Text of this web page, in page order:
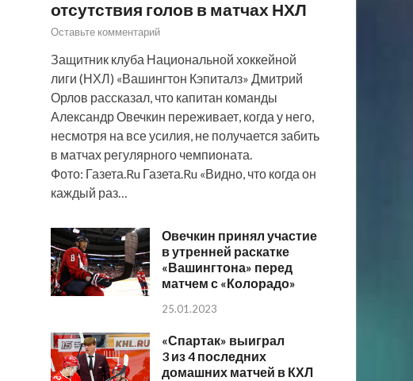
отсутствия голов в матчах НХЛ
Оставьте комментарий
Защитник клуба Национальной хоккейной
лиги (НХЛ) «Вашингтон Кэпиталз» Дмитрий
Орлов рассказал, что капитан команды
Александр Овечкин переживает, когда у него,
несмотря на все усилия, не получается забить
в матчах регулярного чемпионата.
Фото: Газета.Ru Газета.Ru «Видно, что когда он
каждый раз…
Овечкин принял участие
в утренней раскатке
«Вашингтона» перед
матчем с «Колорадо»
25.01.2023
«Спартак» выиграл
3 из 4 последних
домашних матчей в КХЛ